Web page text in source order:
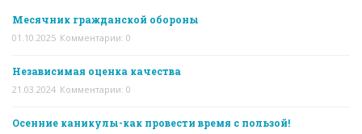
Месячник гражданской обороны
01.10.2025 Комментарии: 0
Независимая оценка качества
21.03.2024 Комментарии: 0
Осенние каникулы-как провести время с пользой!